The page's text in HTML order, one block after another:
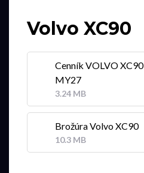
Volvo XC90
Cenník VOLVO XC90
MY27
3.24 MB
Brožúra Volvo XC90
10.3 MB